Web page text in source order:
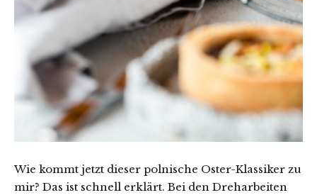
Wie kommt jetzt dieser polnische Oster-Klassiker zu
mir? Das ist schnell erklärt. Bei den Dreharbeiten